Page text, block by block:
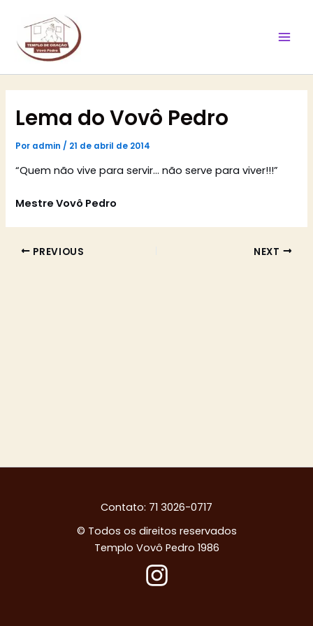
conteúdo
Lema do Vovô Pedro
Por admin / 21 de abril de 2014
“Quem não vive para servir… não serve para viver!!!”
Mestre Vovô Pedro
PREVIOUS NEXT
Contato: 71 3026-0717
© Todos os direitos reservados
Templo Vovô Pedro 1986